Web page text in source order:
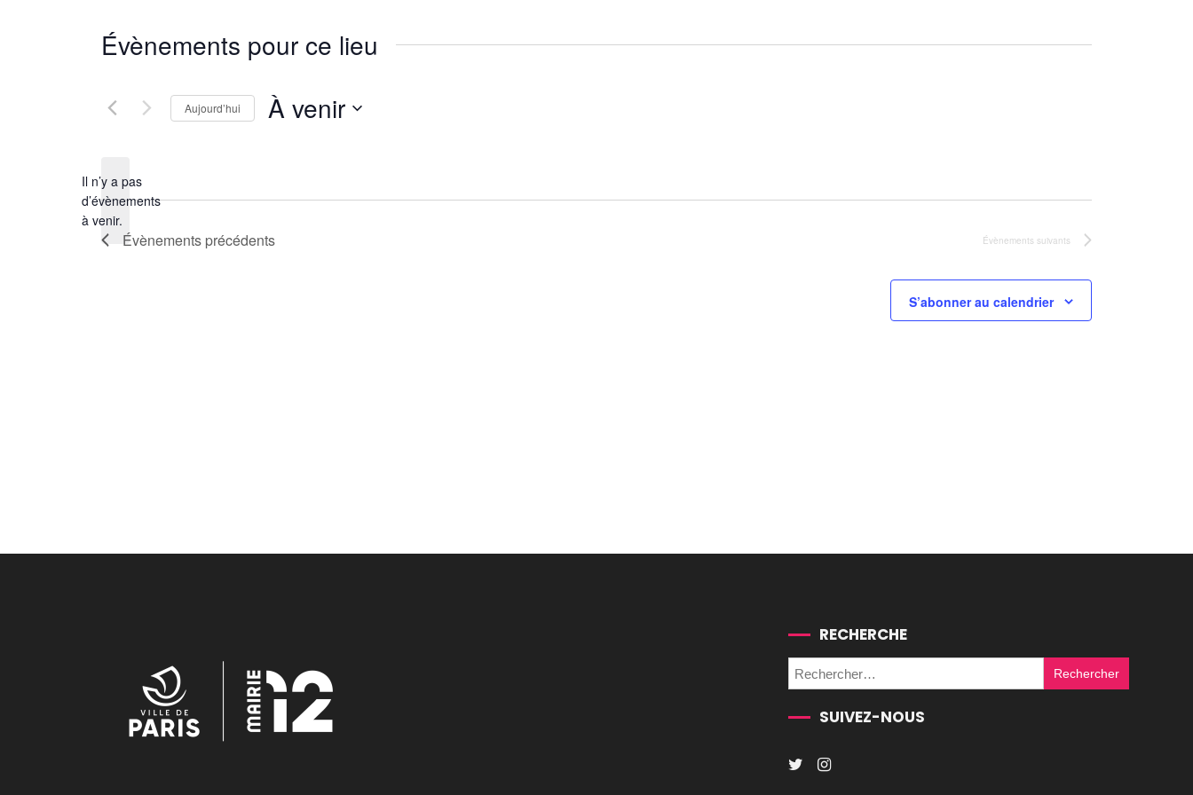
Évènements pour ce lieu
Notice
Il n’y a pas
d’évènements
à venir.
Aujourd’hui À venir
Évènements précédents Évènements suivants
S’abonner au calendrier
RECHERCHE
Rechercher :
SUIVEZ-NOUS